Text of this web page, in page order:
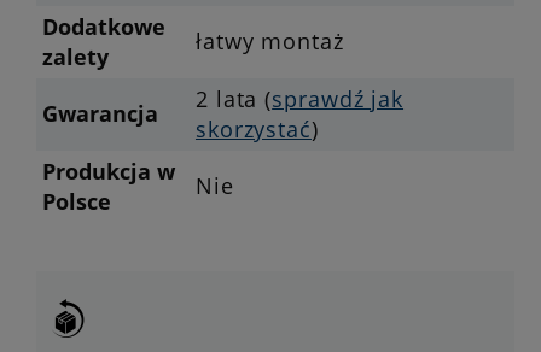
Dodatkowe
zalety
łatwy montaż
Gwarancja 2 lata (sprawdź jak
skorzystać)
Produkcja w
Polsce
Nie